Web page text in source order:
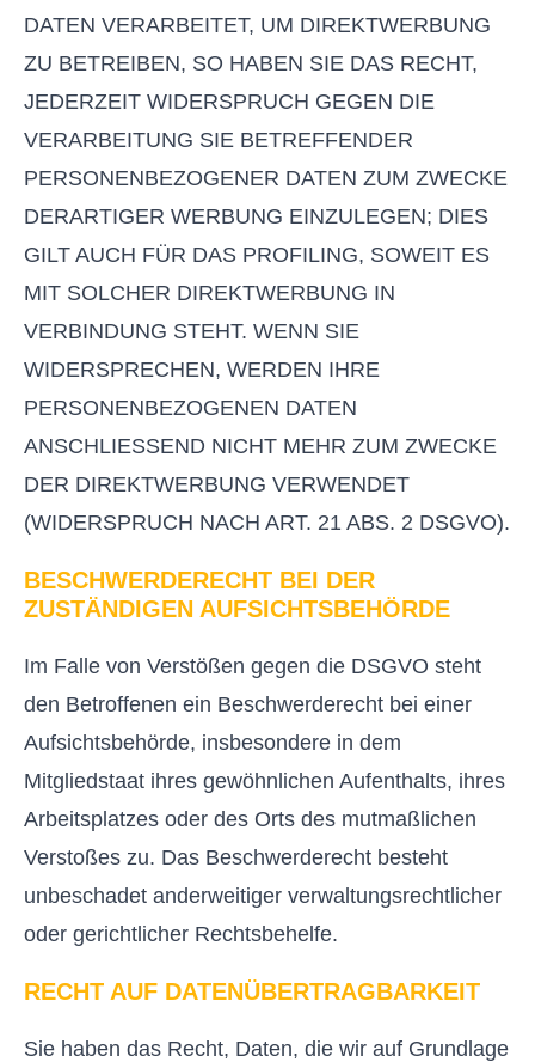
DATEN VERARBEITET, UM DIREKTWERBUNG
ZU BETREIBEN, SO HABEN SIE DAS RECHT,
JEDERZEIT WIDERSPRUCH GEGEN DIE
VERARBEITUNG SIE BETREFFENDER
PERSONENBEZOGENER DATEN ZUM ZWECKE
DERARTIGER WERBUNG EINZULEGEN; DIES
GILT AUCH FÜR DAS PROFILING, SOWEIT ES
MIT SOLCHER DIREKTWERBUNG IN
VERBINDUNG STEHT. WENN SIE
WIDERSPRECHEN, WERDEN IHRE
PERSONENBEZOGENEN DATEN
ANSCHLIESSEND NICHT MEHR ZUM ZWECKE
DER DIREKTWERBUNG VERWENDET
(WIDERSPRUCH NACH ART. 21 ABS. 2 DSGVO).
BESCHWERDE­RECHT BEI DER
ZUSTÄNDIGEN AUFSICHTS­BEHÖRDE
Im Falle von Verstößen gegen die DSGVO steht
den Betroffenen ein Beschwerderecht bei einer
Aufsichtsbehörde, insbesondere in dem
Mitgliedstaat ihres gewöhnlichen Aufenthalts, ihres
Arbeitsplatzes oder des Orts des mutmaßlichen
Verstoßes zu. Das Beschwerderecht besteht
unbeschadet anderweitiger verwaltungsrechtlicher
oder gerichtlicher Rechtsbehelfe.
RECHT AUF DATEN­ÜBERTRAG­BARKEIT
Sie haben das Recht, Daten, die wir auf Grundlage